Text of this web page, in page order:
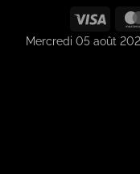
Visa
Mercredi 05 août